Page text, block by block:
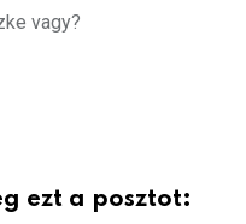
vagy?
ezt a posztot: